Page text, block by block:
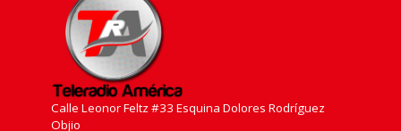
Calle Leonor Feltz #33 Esquina Dolores Rodríguez
Objio